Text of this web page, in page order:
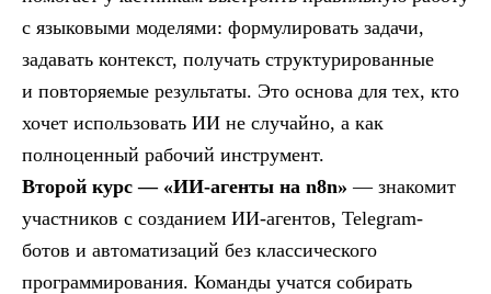
с языковыми моделями: формулировать задачи,
задавать контекст, получать структурированные
и повторяемые результаты. Это основа для тех, кто
хочет использовать ИИ не случайно, а как
полноценный рабочий инструмент.
Второй курс — «ИИ-агенты на n8n» — знакомит
участников с созданием ИИ-агентов, Telegram-
ботов и автоматизаций без классического
программирования. Команды учатся собирать